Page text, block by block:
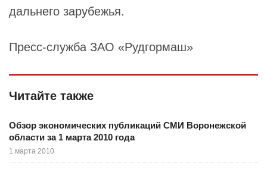
дальнего зарубежья.
Пресс-служба ЗАО «Рудгормаш»
Читайте также
Обзор экономических публикаций СМИ Воронежской
области за 1 марта 2010 года
1 марта 2010